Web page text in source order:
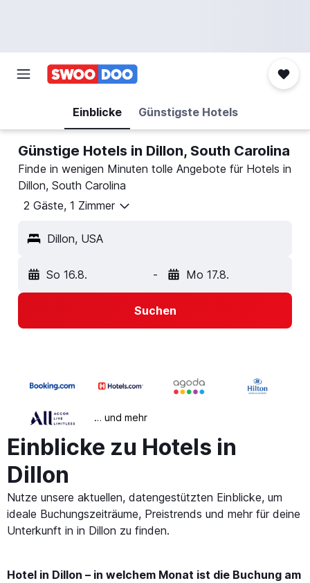
Einblicke Günstigste Hotels
Günstige Hotels in Dillon, South Carolina
Finde in wenigen Minuten tolle Angebote für Hotels in
Dillon, South Carolina
2 Gäste, 1 Zimmer
Dillon, USA
So 16.8. - Mo 17.8.
Suchen
… und mehr
Einblicke zu Hotels in
Dillon
Nutze unsere aktuellen, datengestützten Einblicke, um
ideale Buchungszeiträume, Preistrends und mehr für deine
Unterkunft in in Dillon zu finden.
Hotel in Dillon – in welchem Monat ist die Buchung am